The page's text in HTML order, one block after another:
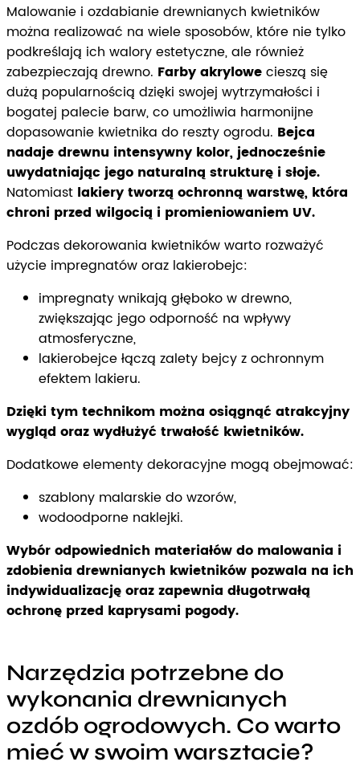
Malowanie i ozdabianie drewnianych kwietników
można realizować na wiele sposobów, które nie tylko
podkreślają ich walory estetyczne, ale również
zabezpieczają drewno. Farby akrylowecieszą się
dużą popularnością dzięki swojej wytrzymałości i
bogatej palecie barw, co umożliwia harmonijne
dopasowanie kwietnika do reszty ogrodu. Bejca
nadaje drewnu intensywny kolor, jednocześnie
uwydatniając jego naturalną strukturę i słoje.
Natomiast lakiery tworzą ochronną warstwę, która
chroni przed wilgocią i promieniowaniem UV.
Podczas dekorowania kwietników warto rozważyć
użycie impregnatów oraz lakierobejc:
impregnaty wnikają głęboko w drewno,
zwiększając jego odporność na wpływy
atmosferyczne,
lakierobejce łączą zalety bejcy z ochronnym
efektem lakieru.
Dzięki tym technikom można osiągnąć atrakcyjny
wygląd oraz wydłużyć trwałość kwietników.
Dodatkowe elementy dekoracyjne mogą obejmować:
szablony malarskie do wzorów,
wodoodporne naklejki.
Wybór odpowiednich materiałów do malowania i
zdobienia drewnianych kwietników pozwala na ich
indywidualizację oraz zapewnia długotrwałą
ochronę przed kaprysami pogody.
Narzędzia potrzebne do
wykonania drewnianych
ozdób ogrodowych. Co warto
mieć w swoim warsztacie?